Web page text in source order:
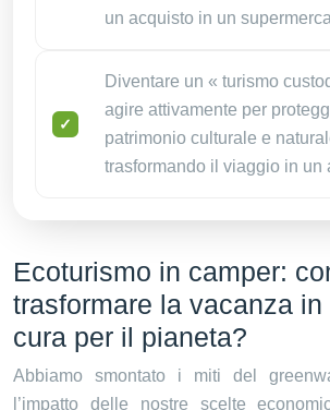
un acquisto in un
Diventare un « turismo
agire attivamente per
patrimonio culturale e
trasformando il viaggio in un
Ecoturismo in camper:
trasformare la vacanza in
cura per il pianeta?
Abbiamo smontato i miti del
l’impatto delle nostre scelte